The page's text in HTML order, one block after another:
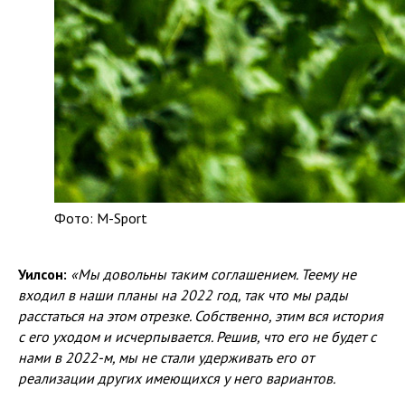
Фото: M-Sport
Уилсон: «Мы довольны таким соглашением. Теему не
входил в наши планы на 2022 год, так что мы рады
расстаться на этом отрезке. Собственно, этим вся история
с его уходом и исчерпывается. Решив, что его не будет с
нами в 2022-м, мы не стали удерживать его от
реализации других имеющихся у него вариантов.